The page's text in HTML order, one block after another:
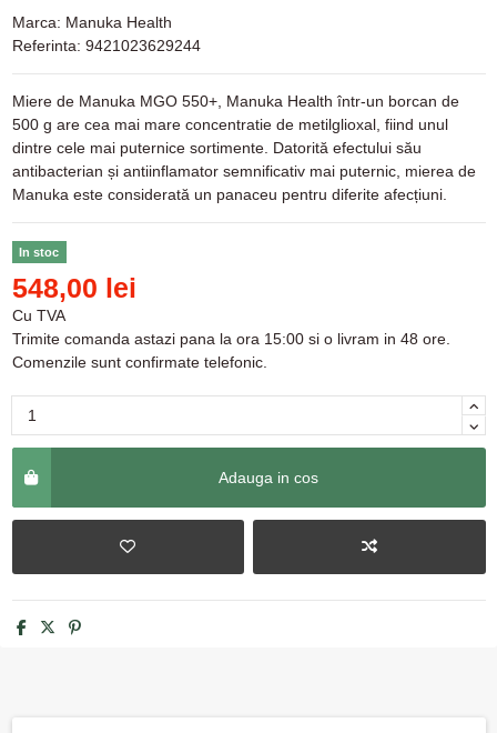
Marca: Manuka Health
Referinta: 9421023629244
Miere de Manuka MGO 550+, Manuka Health într-un borcan de
500 g are cea mai mare concentratie de metilglioxal, fiind unul
dintre cele mai puternice sortimente. Datorită efectului său
antibacterian și antiinflamator semnificativ mai puternic, mierea de
Manuka este considerată un panaceu pentru diferite afecțiuni.
In stoc
548,00 lei
Cu TVA
Trimite comanda astazi pana la ora 15:00 si o livram in 48 ore.
Comenzile sunt confirmate telefonic.
Adauga in cos